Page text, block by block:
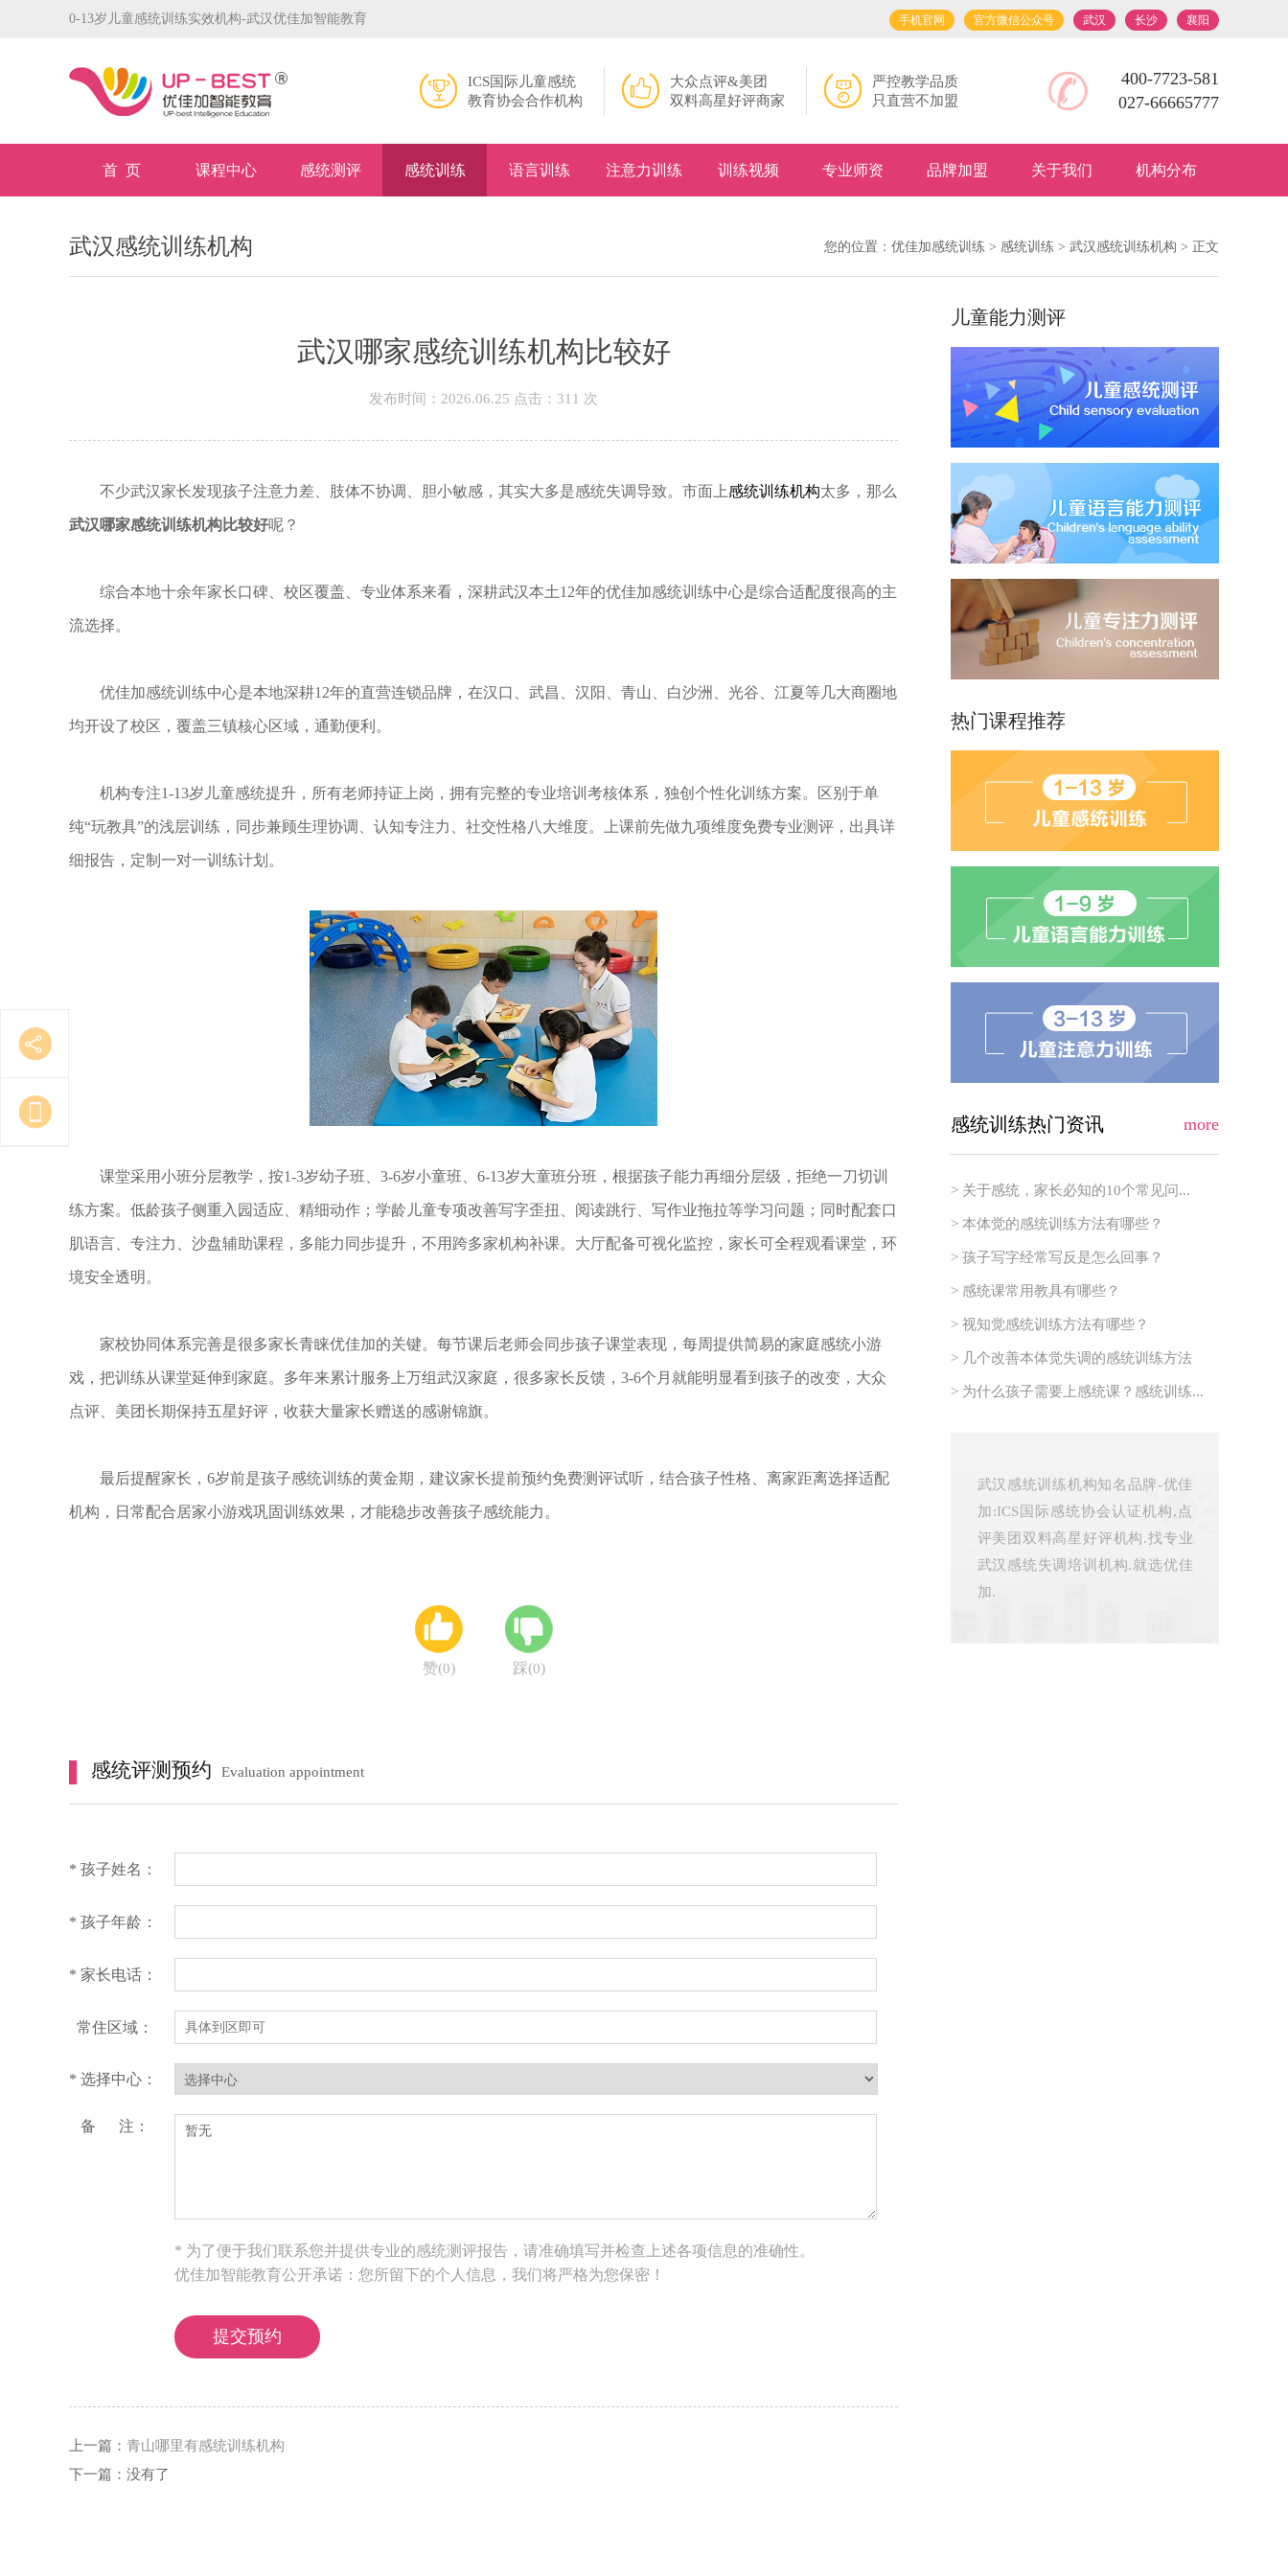
0-13岁儿童感统训练实效机构-武汉优佳加智能教育 襄阳
长沙
武汉
官方微信公众号
手机官网
严控教学品质
只直营不加盟
大众点评&美团
双料高星好评商家
ICS国际儿童感统
教育协会合作机构
400-7723-581
027-66665777
首 页 课程中心 感统测评 感统训练 语言训练 注意力训练 训练视频 专业师资 品牌加盟 关于我们 机构分布
武汉感统训练机构 您的位置： 优佳加感统训练 > 感统训练 > 武汉感统训练机构 > 正文
武汉哪家感统训练机构比较好
发布时间：2026.06.25 点击：311 次
不少武汉家长发现孩子注意力差、肢体不协调、胆小敏感，其实大多是感统失调导致。市面上感统训练机构太多，那么
武汉哪家感统训练机构比较好呢？
综合本地十余年家长口碑、校区覆盖、专业体系来看，深耕武汉本土12年的优佳加感统训练中心是综合适配度很高的主
流选择。
优佳加感统训练中心是本地深耕12年的直营连锁品牌，在汉口、武昌、汉阳、青山、白沙洲、光谷、江夏等几大商圈地
均开设了校区，覆盖三镇核心区域，通勤便利。
机构专注1-13岁儿童感统提升，所有老师持证上岗，拥有完整的专业培训考核体系，独创个性化训练方案。区别于单
纯“玩教具”的浅层训练，同步兼顾生理协调、认知专注力、社交性格八大维度。上课前先做九项维度免费专业测评，出具详
细报告，定制一对一训练计划。
课堂采用小班分层教学，按1-3岁幼子班、3-6岁小童班、6-13岁大童班分班，根据孩子能力再细分层级，拒绝一刀切训
练方案。低龄孩子侧重入园适应、精细动作；学龄儿童专项改善写字歪扭、阅读跳行、写作业拖拉等学习问题；同时配套口
肌语言、专注力、沙盘辅助课程，多能力同步提升，不用跨多家机构补课。大厅配备可视化监控，家长可全程观看课堂，环
境安全透明。
家校协同体系完善是很多家长青睐优佳加的关键。每节课后老师会同步孩子课堂表现，每周提供简易的家庭感统小游
戏，把训练从课堂延伸到家庭。多年来累计服务上万组武汉家庭，很多家长反馈，3-6个月就能明显看到孩子的改变，大众
点评、美团长期保持五星好评，收获大量家长赠送的感谢锦旗。
最后提醒家长，6岁前是孩子感统训练的黄金期，建议家长提前预约免费测评试听，结合孩子性格、离家距离选择适配
机构，日常配合居家小游戏巩固训练效果，才能稳步改善孩子感统能力。
赞(0) 踩(0)
感统评测预约 Evaluation appointment
* 孩子姓名：
* 孩子年龄：
* 家长电话：
常住区域：
* 选择中心：
备 注：
* 为了便于我们联系您并提供专业的感统测评报告，请准确填写并检查上述各项信息的准确性。
优佳加智能教育公开承诺：您所留下的个人信息，我们将严格为您保密！
上一篇： 青山哪里有感统训练机构
下一篇： 没有了
儿童能力测评
热门课程推荐
感统训练热门资讯 more
> 关于感统，家长必知的10个常见问...
> 本体觉的感统训练方法有哪些？
> 孩子写字经常写反是怎么回事？
> 感统课常用教具有哪些？
> 视知觉感统训练方法有哪些？
> 几个改善本体觉失调的感统训练方法
> 为什么孩子需要上感统课？感统训练...
武汉感统训练机构知名品牌-优佳
加:ICS国际感统协会认证机构,点
评美团双料高星好评机构.找专业
武汉感统失调培训机构.就选优佳
加.